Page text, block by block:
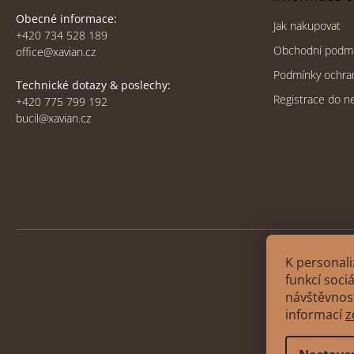
K
funkcí
informací
Obecné informace:
+420 734 528 189
office@xavian.cz
Technické dotazy & poslechy:
+420 775 799 192
bucil@xavian.cz
Jak nakupovat
Obchodní
Podmínky
Registrace do